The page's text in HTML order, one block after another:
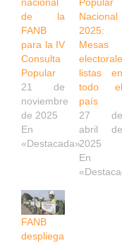
de la
FANB
para la IV
Consulta
Popular
21 de
noviembre
de 2025
En
«Destacada»
Nacional
2025:
Mesas
listas en
todo el
país
27 de
abril de
2025
En
FANB
despliega